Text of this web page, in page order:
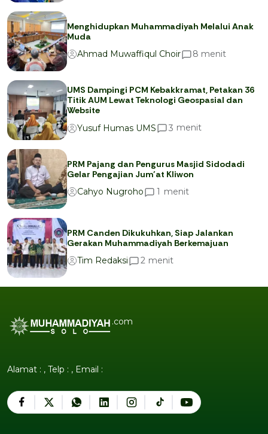
Menghidupkan Muhammadiyah Melalui Anak
Muda
Ahmad Muwaffiqul Choir
8 menit
UMS Dampingi PCM Kebakkramat, Petakan 36
Titik AUM Lewat Teknologi Geospasial dan
Website
Yusuf Humas UMS
3 menit
PRM Pajang dan Pengurus Masjid Sidodadi
Gelar Pengajian Jum’at Kliwon
Cahyo Nugroho
1 menit
PRM Canden Dikukuhkan, Siap Jalankan
Gerakan Muhammadiyah Berkemajuan
Tim Redaksi
2 menit
.com
Alamat : , Telp : , Email :